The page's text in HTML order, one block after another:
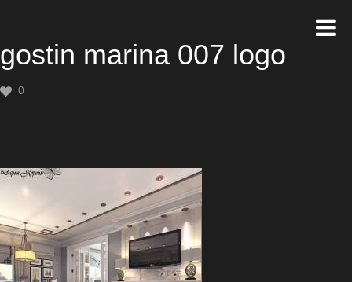
gostin marina 007 logo
0